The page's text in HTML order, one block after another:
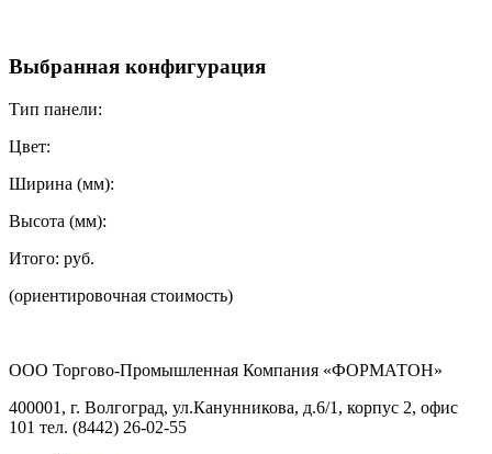
Выбранная конфигурация
Тип панели:
Цвет:
Ширина (мм):
Высота (мм):
Итого: руб.
(ориентировочная стоимость)
ООО Торгово-Промышленная Компания «ФОРМАТОН»
400001, г. Волгоград, ул.Канунникова, д.6/1, корпус 2, офис
101 тел. (8442) 26-02-55